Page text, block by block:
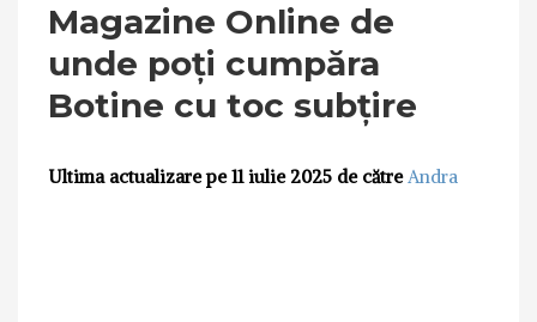
Magazine Online de
unde poți cumpăra
Botine cu toc subțire
Ultima actualizare pe 11 iulie 2025 de către Andra